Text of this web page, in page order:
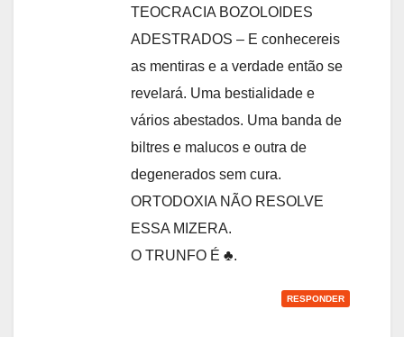
TEOCRACIA BOZOLOIDES
ADESTRADOS – E conhecereis
as mentiras e a verdade então se
revelará. Uma bestialidade e
vários abestados. Uma banda de
biltres e malucos e outra de
degenerados sem cura.
ORTODOXIA NÃO RESOLVE
ESSA MIZERA.
O TRUNFO É ♣️.
RESPONDER